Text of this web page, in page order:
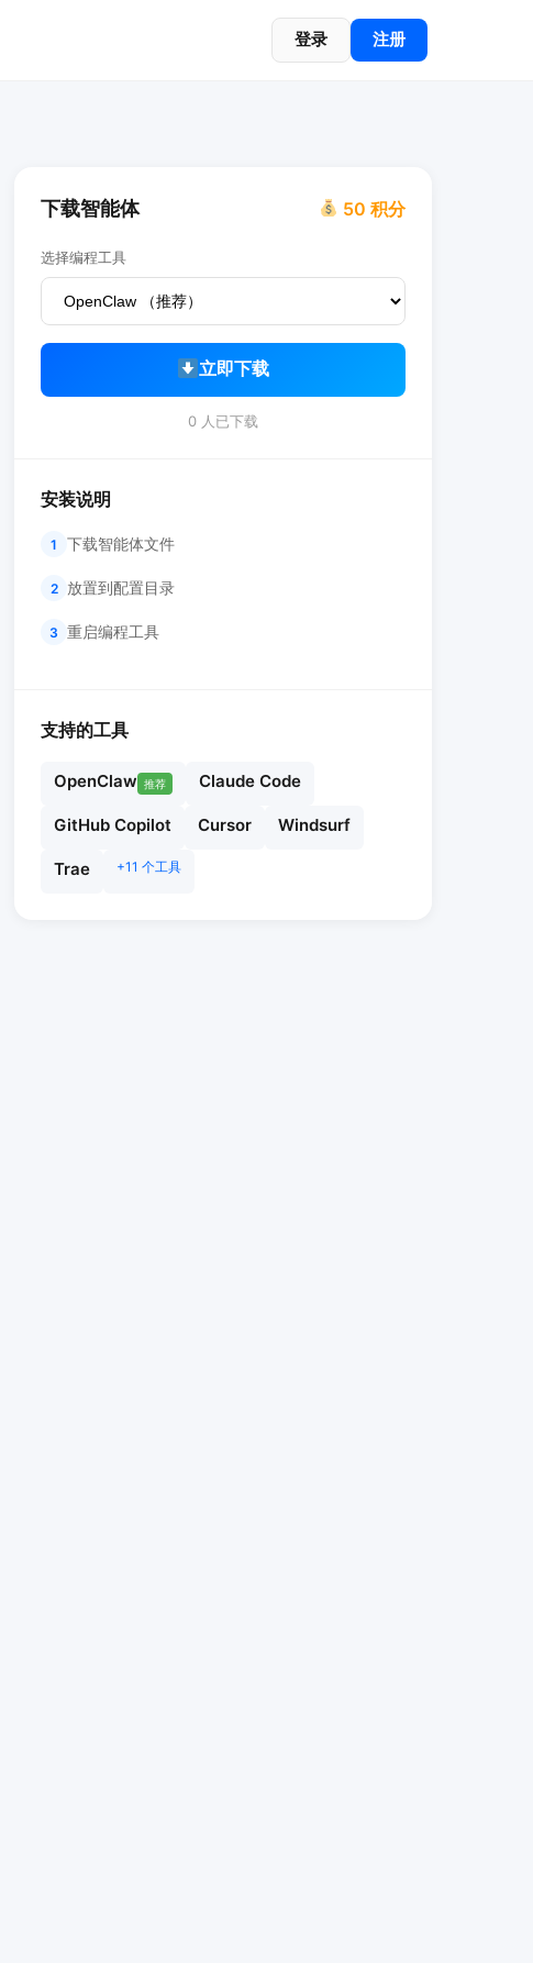
登录 注册
下载智能体 50 积分
选择编程工具
立即下载
0 人已下载
安装说明
1 下载智能体文件
2 放置到配置目录
3 重启编程工具
支持的工具
OpenClaw 推荐 Claude Code
GitHub Copilot Cursor Windsurf
Trae +11 个工具